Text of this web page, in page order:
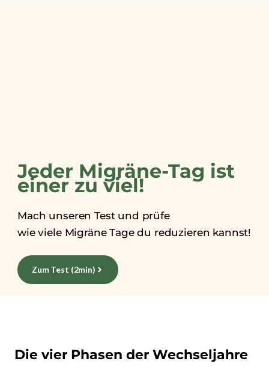
Jeder Migräne-Tag ist
einer zu viel!​
Mach unseren Test und prüfe
wie viele Migräne Tage du reduzieren kannst!
Zum Test (2min)
Die vier Phasen der Wechseljahre